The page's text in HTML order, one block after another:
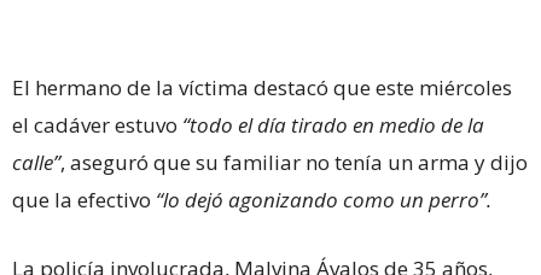
El hermano de la víctima destacó que este miércoles
el cadáver estuvo “todo el día tirado en medio de la
calle”, aseguró que su familiar no tenía un arma y dijo
que la efectivo “lo dejó agonizando como un perro”.
La policía involucrada, Malvina Ávalos de 35 años,